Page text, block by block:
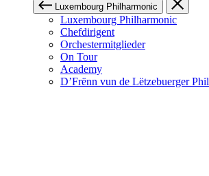
Luxembourg Philharmonic
Luxembourg Philharmonic
Chefdirigent
Orchestermitglieder
On Tour
Academy
D’Frënn vun de Lëtzebuerger